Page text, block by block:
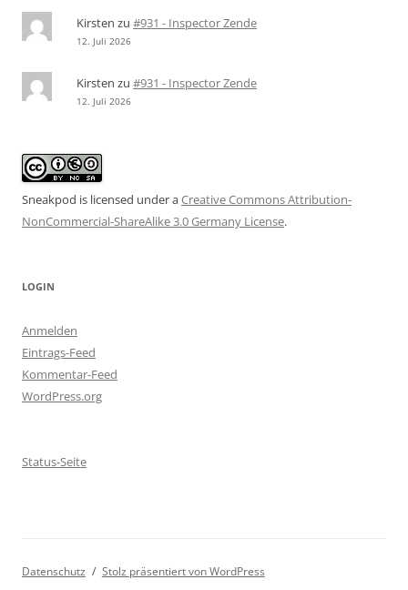
Kirsten zu #931 - Inspector Zende
12. Juli 2026
Kirsten zu #931 - Inspector Zende
12. Juli 2026
Sneakpod is licensed under aCreative Commons Attribution-
NonCommercial-ShareAlike 3.0 Germany License.
LOGIN
Anmelden
Eintrags-Feed
Kommentar-Feed
WordPress.org
Status-Seite
Datenschutz Stolz präsentiert von WordPress